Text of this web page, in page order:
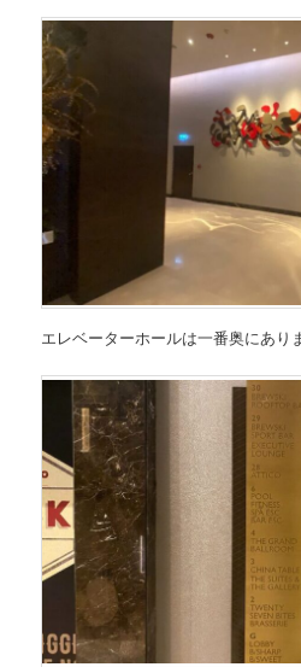
エレベーターホールは一番奥にあり